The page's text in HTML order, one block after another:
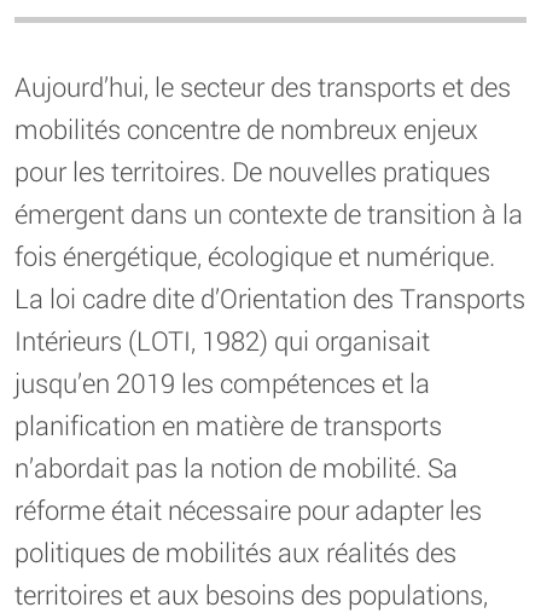
Aujourd’hui, le secteur des transports et des
mobilités concentre de nombreux enjeux
pour les territoires. De nouvelles pratiques
émergent dans un contexte de transition à la
fois énergétique, écologique et numérique.
La loi cadre dite d’Orientation des Transports
Intérieurs (LOTI, 1982) qui organisait
jusqu’en 2019 les compétences et la
planification en matière de transports
n’abordait pas la notion de mobilité. Sa
réforme était nécessaire pour adapter les
politiques de mobilités aux réalités des
territoires et aux besoins des populations,